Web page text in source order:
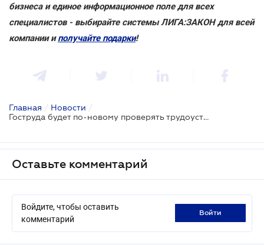
бизнеса и единое информационное поле для всех
специалистов - выбирайте системы ЛИГА:ЗАКОН для всей
компании иполучайте подарки!
Главная / Новости /
Гоструда будет по-новому проверять трудоустройство лиц с инвалидностью
Оставьте комментарий
Войдите, чтобы оставить
комментарий
войти